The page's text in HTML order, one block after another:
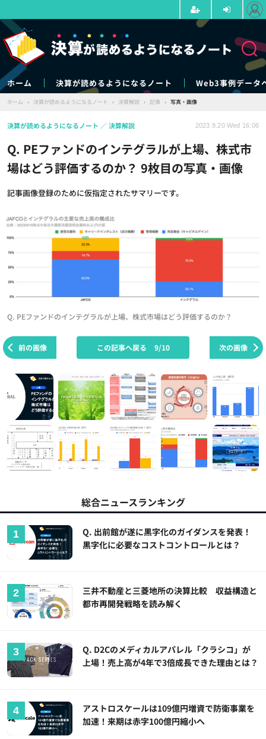
ホーム 決算が読めるようになるノート Web3事例データ
ホーム › 決算が読めるようになるノート › 決算解説 › 記事 › 写真・画像
Q. PEファンドのインテグラルが上場、株式市
場はどう評価するのか？ 9枚目の写真・画像
記事画像登録のために仮指定されたサマリーです。
決算が読めるようになるノート 決算解説 2023.9.20 Wed 16:06
Q. PEファンドのインテグラルが上場、株式市場はどう評価するのか？
前の画像 次の画像
この記事へ戻る 9/10
総合ニュースランキング
Q. 出前館が遂に黒字化のガイダンスを発表！
黒字化に必要なコストコントロールとは？
三井不動産と三菱地所の決算比較 収益構造と
都市再開発戦略を読み解く
Q. D2Cのメディカルアパレル「クラシコ」が
上場！売上高が4年で3倍成長できた理由とは？
アストロスケールは109億円増資で防衛事業を
加速！来期は赤字100億円縮小へ